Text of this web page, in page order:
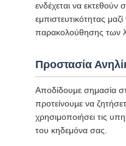
ενδέχεται να
εμπιστευτικότητας
παρακολούθησης των
Προστασία
Αποδίδουμε σημασία
προτείνουμε να
χρησιμοποιήσει τις
του κηδεμόνα σας.